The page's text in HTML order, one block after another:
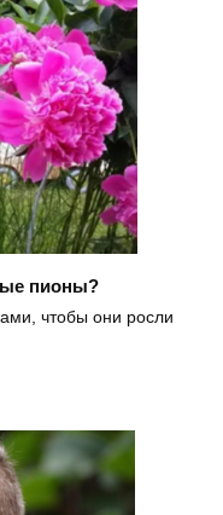
пионы?
чтобы они росли